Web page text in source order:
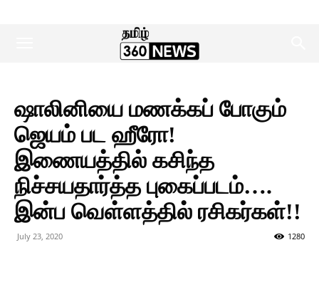
ஷாலினியை மணக்கப் போகும்
ஜெயம் பட ஹீரோ!
இணையத்தில் கசிந்த
நிச்சயதார்த்த புகைப்படம்….
இன்ப வெள்ளத்தில் ரசிகர்கள்!!
July 23, 2020 1280